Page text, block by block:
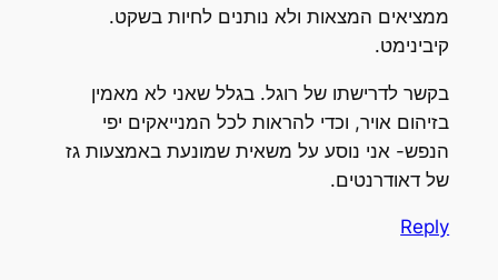
ממציאים המצאות ולא נותנים לחיות בשקט.
קיבינימט.
בקשר לדרישתו של רוגל. בגלל שאני לא מאמין
בזיהום אויר, וכדי להראות לכל המנייאקים יפי
הנפש- אני נוסע על משאית שמונעת באמצעות גז
של דאודרנטים.
Reply